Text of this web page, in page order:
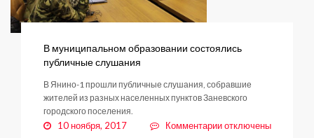
В муниципальном образовании состоялись
публичные слушания
В Янино-1 прошли публичные слушания, собравшие
жителей из разных населенных пунктов Заневского
городского поселения.
10 ноября, 2017 Комментариикотключены